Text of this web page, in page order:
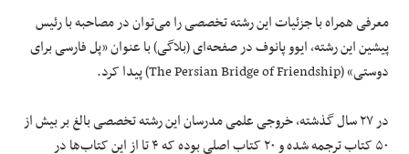
معرفی همراه با جزئیات این رشته تخصصی را می‌توان در مصاحبه با رئیس
پیشین این رشته، ایوو پانوف در صفحه‌ای (بلاگی) با عنوان «پل فارسی برای
دوستی» (The Persian Bridge of Friendship) پیدا کرد.
در ۲۷ سال گذشته، خروجی علمی مدرسان این رشته تخصصی بالغ بر بیش از
۵۰ کتاب ترجمه شده و ۲۰ کتاب اصلی بوده که ۴ تا از این کتاب‌ها در